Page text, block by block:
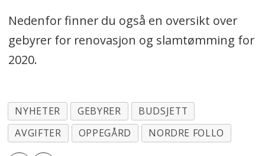
Nedenfor finner du også en oversikt over
gebyrer for renovasjon og slamtømming for
2020.
NYHETER GEBYRER
BUDSJETT
AVGIFTER
OPPEGÅRD NORDRE FOLLO